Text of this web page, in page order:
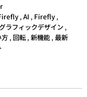
, AI , Firefly ,
グラフィックデザイン ,
, 回転 , 新機能 , 最新